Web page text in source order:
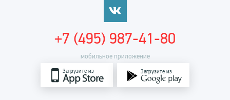
мобильное приложение
Загрузите из Загрузите из
+7 (495) 987-41-80